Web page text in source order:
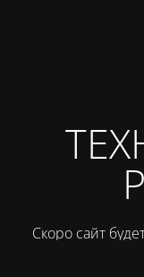
Скоро сайт